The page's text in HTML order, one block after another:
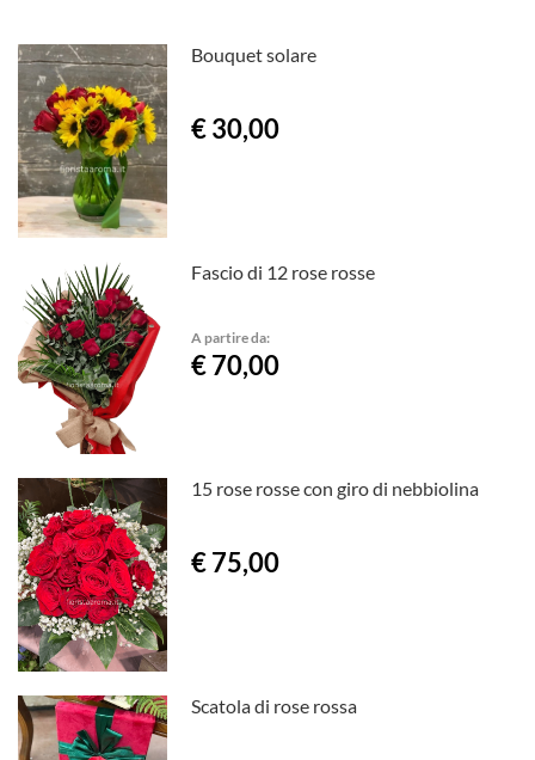
Bouquet solare
€ 30,00
Fascio di 12 rose rosse
A partire da:
€ 70,00
15 rose rosse con giro di nebbiolina
€ 75,00
Scatola di rose rossa